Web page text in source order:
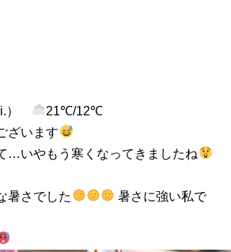
）
21℃/12℃
ざいます
…いやもう寒くなってきましたね
暑さでした
暑さに強い私で